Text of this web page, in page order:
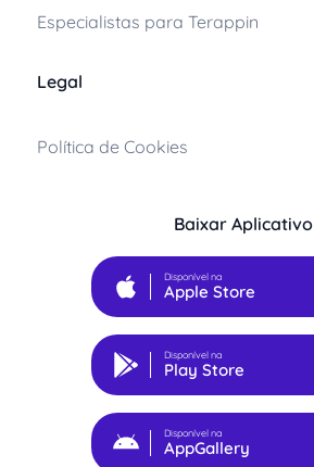
Especialistas para Terappin
Legal
Política de Cookies
Baixar Aplicativo
Disponível na
Apple Store
Disponível na
Play Store
Disponível na
AppGallery